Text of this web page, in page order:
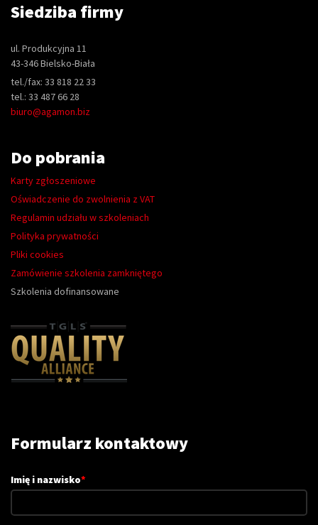
Siedziba firmy
ul. Produkcyjna 11
43-346 Bielsko-Biała
tel./fax: 33 818 22 33
tel.: 33 487 66 28
biuro@agamon.biz
Do pobrania
Karty zgłoszeniowe
Oświadczenie do zwolnienia z VAT
Regulamin udziału w szkoleniach
Polityka prywatności
Pliki cookies
Zamówienie szkolenia zamkniętego
Szkolenia dofinansowane
Formularz kontaktowy
Imię i nazwisko*